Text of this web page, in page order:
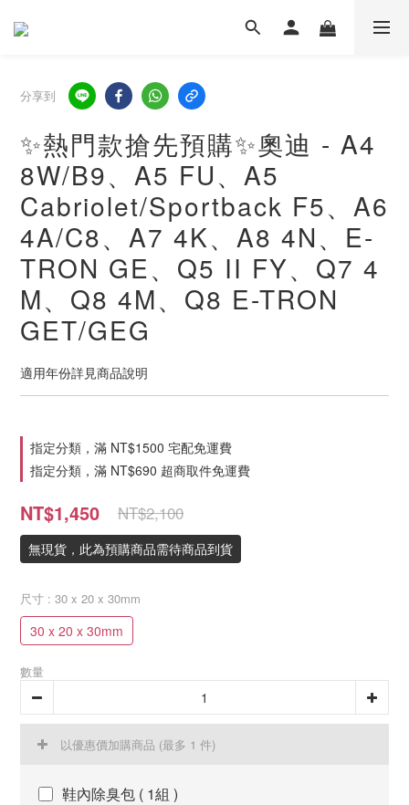
分享到
✨熱門款搶先預購✨奧迪 - A4
8W/B9、A5 FU、A5
Cabriolet/Sportback F5、A6
4A/C8、A7 4K、A8 4N、E-
TRON GE、Q5 II FY、Q7 4
M、Q8 4M、Q8 E-TRON
GET/GEG
適用年份詳見商品說明
指定分類，滿 NT$1500 宅配免運費
指定分類，滿 NT$690 超商取件免運費
NT$1,450 NT$2,100
無現貨，此為預購商品需待商品到貨
尺寸 : 30 x 20 x 30mm
30 x 20 x 30mm
數量
以優惠價加購商品 (最多 1 件)
鞋內除臭包 ( 1組 )